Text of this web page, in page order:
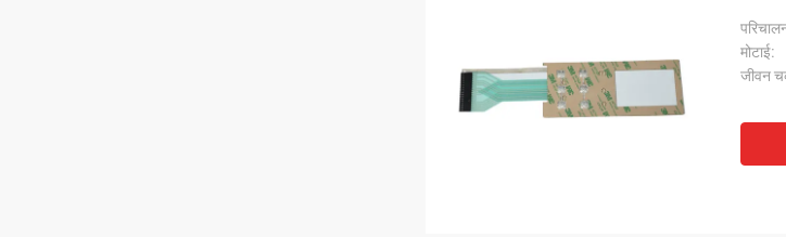
मोटाई:
जीवन